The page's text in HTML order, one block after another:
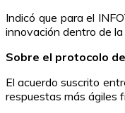
Indicó que para el
innovación dentro de
Sobre el protocolo
El acuerdo suscrito
respuestas más ágiles